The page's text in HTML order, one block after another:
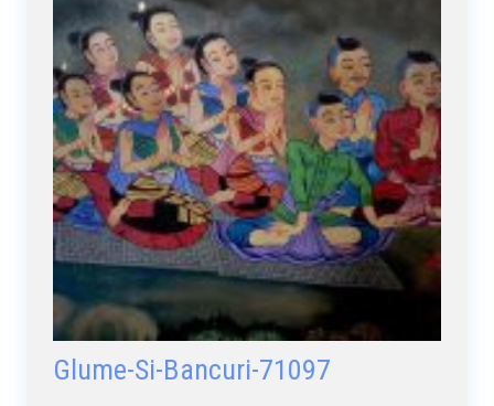
Glume-Si-Bancuri-71097